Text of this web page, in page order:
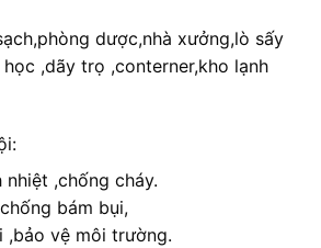
dược,nhà xưởng,lò sấy
,dãy trọ ,conterner,kho lạnh
,chống cháy.
bám bụi,
vệ môi trường.